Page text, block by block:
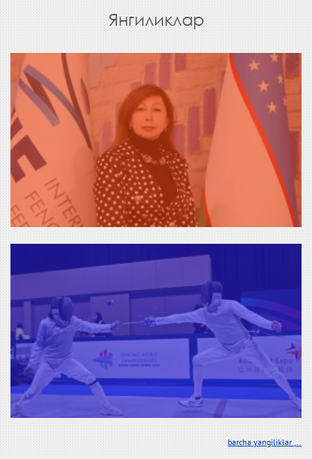
Янгиликлар
barcha yangiliklar ...